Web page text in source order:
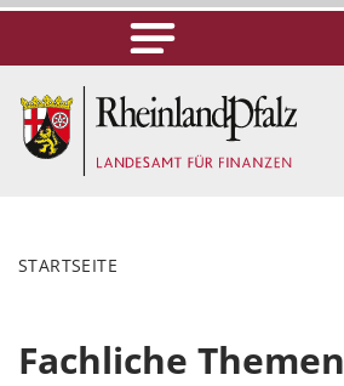
STARTSEITE
Fachliche Themen